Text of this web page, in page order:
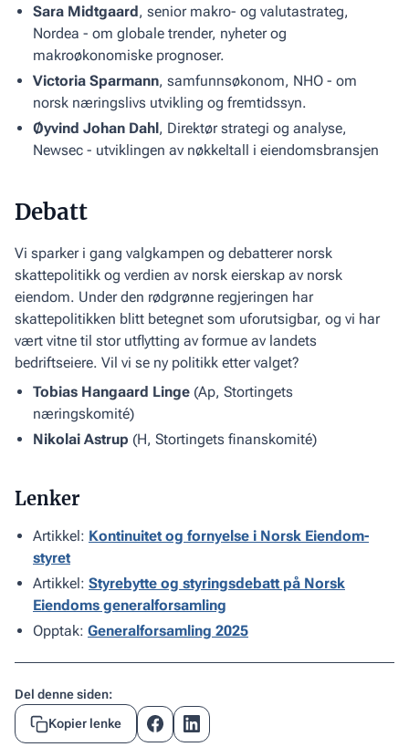
Sara Midtgaard , senior makro- og valutastrateg,
Nordea - om globale trender, nyheter og
makroøkonomiske prognoser.
Victoria Sparmann, samfunnsøkonom, NHO - om
norsk næringslivs utvikling og fremtidssyn.
‍Øyvind Johan Dahl , Direktør strategi og analyse,
Newsec - utviklingen av nøkkeltall i eiendomsbransjen
Debatt
Vi sparker i gang valgkampen og debatterer norsk
skattepolitikk og verdien av norsk eierskap av norsk
eiendom. Under den rødgrønne regjeringen har
skattepolitikken blitt betegnet som uforutsigbar, og vi har
vært vitne til stor utflytting av formue av landets
bedriftseiere. Vil vi se ny politikk etter valget?
Tobias Hangaard Linge (Ap, Stortingets
næringskomité)
Nikolai Astrup (H, Stortingets finanskomité)
Lenker
Artikkel: Kontinuitet og fornyelse i Norsk Eiendom-
styret
Artikkel: Styrebytte og styringsdebatt på Norsk
Eiendoms generalforsamling
Opptak: Generalforsamling 2025
Del denne siden:
Kopier lenke